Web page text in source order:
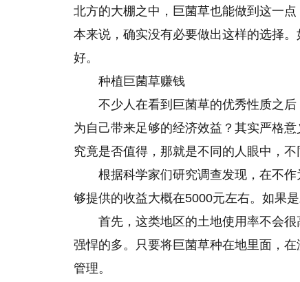
北方的大棚之中，巨菌草也能做到这一
本来说，确实没有必要做出这样的选择
好。
种植巨菌草赚钱
不少人在看到巨菌草的优秀性质之
为自己带来足够的经济效益？其实严格
究竟是否值得，那就是不同的人眼中，不
根据科学家们研究调查发现，在不
够提供的收益大概在5000元左右。如果
首先，这类地区的土地使用率不会
强悍的多。只要将巨菌草种在地里面，
管理。